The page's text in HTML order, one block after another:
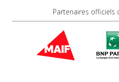
Partenaires officiels